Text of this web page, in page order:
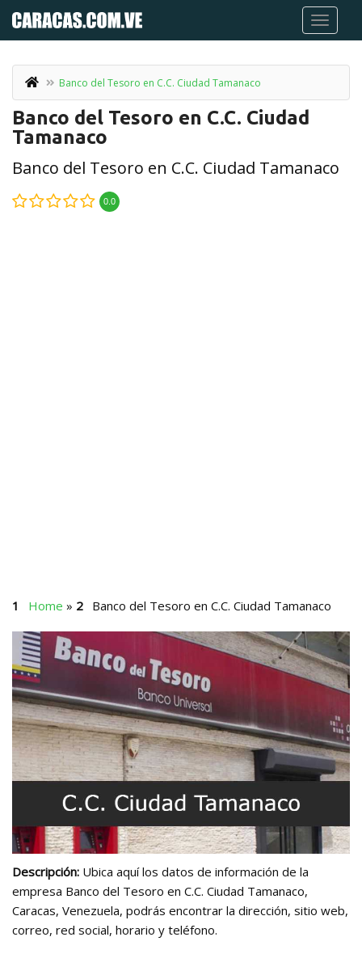
Banco del Tesoro en C.C. Ciudad Tamanaco
Banco del Tesoro en C.C. Ciudad
Tamanaco
Banco del Tesoro en C.C. Ciudad Tamanaco
0.0
Home » Banco del Tesoro en C.C. Ciudad Tamanaco
Descripción: Ubica aquí los datos de información de la
empresa Banco del Tesoro en C.C. Ciudad Tamanaco,
Caracas, Venezuela, podrás encontrar la dirección, sitio web,
correo, red social, horario y teléfono.